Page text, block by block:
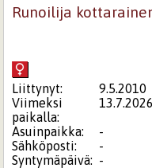
Runoilija
Liittynyt:
9.5.2010
Viimeksi
paikalla:
Asuinpaikka:
-
Sähköposti:
-
Syntymäpäivä: -